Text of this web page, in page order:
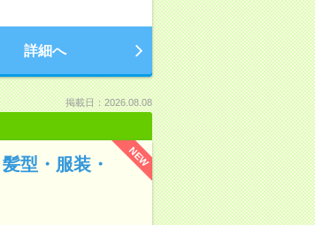
詳細へ
掲載日：2026.08.08
NEW
型・服装・